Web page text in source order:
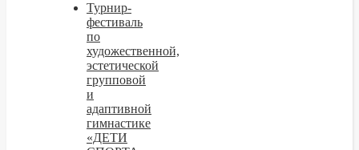
Турнир-
фестиваль
по
художественной,
эстетической
групповой
и
адаптивной
гимнастике
«ДЕТИ